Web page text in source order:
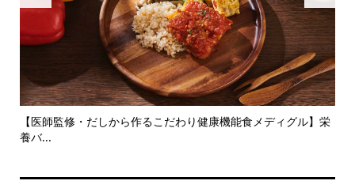
【医師監修・だしから作るこだわり健康機能食メディグル】栄
養バ...